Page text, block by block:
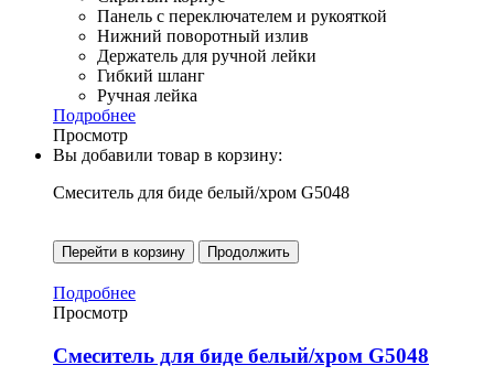
Панель с переключателем и рукояткой
Нижний поворотный излив
Держатель для ручной лейки
Гибкий шланг
Ручная лейка
Подробнее
Просмотр
Вы добавили товар в корзину:
Смеситель для биде белый/хром G5048
Перейти в корзину Продолжить
Подробнее
Просмотр
Смеситель для биде белый/хром G5048